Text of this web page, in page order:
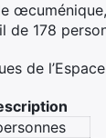
de 178
de